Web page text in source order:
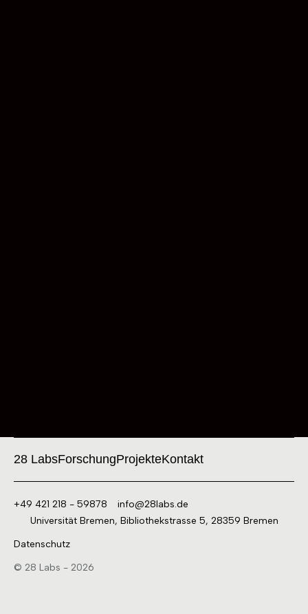
28 LabsForschungProjekteKontakt
© 28 Labs - 2026
+49 421 218 - 59878
info@28labs.de
Universität Bremen, Bibliothekstrasse 5, 28359 Bremen
Datenschutz